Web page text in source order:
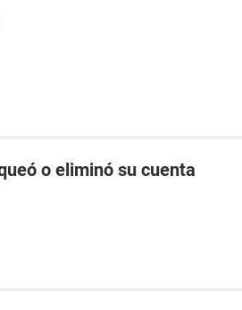
o eliminó su cuenta